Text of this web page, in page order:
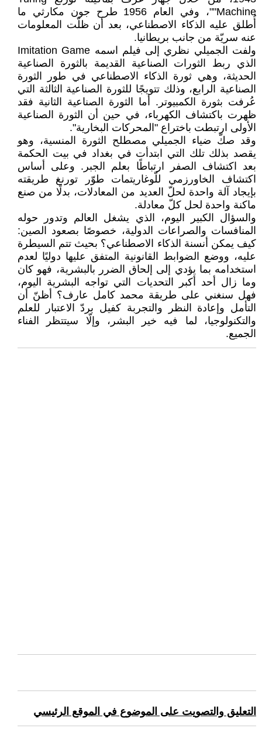
Machine""، وفي العام 1956 طرح جون مكارثي ما
أُطلق عليه الذكاء الاصطناعي، بعد أن ظلّت المعلومات
عنه سريّة من جانب بريطانيا.
ولفت الجميلي نظري إلى فيلم اسمه Imitation Game
الذي ربط الثورات الصناعية القديمة بالثورة الصناعية
الحديثة، وهي ثورة الذكاء الاصطناعي في طور الثورة
الصناعية الرابع، وذلك تتويجًا للثورة الصناعية الثالثة التي
عُرفت بثورة الكمبيوتر. أما الثورة الصناعية الثانية فقد
ظهرت باكتشاف الكهرباء، في حين أن الثورة الصناعية
الأولى ارتبطت باختراع "المحركات البخارية".
وقد صكّ ضياء الجميلي مصطلح الثورة المنسية، وهو
يقصد بذلك تلك التي ابتدأت في بغداد في بيت الحكمة
بعد اكتشاف الصفر ارتباطًا بعلم الجبر. وعلى أساس
اكتشاف الخاورزمي للّوغاريتمات طوّر تورنغ طريقته
بإيجاد آلة واحدة لحلّ العديد من المعادلات، بدلًا من صنع
ماكنة واحدة لحل كلّ معادلة.
والسؤال الكبير اليوم، الذي يشغل العالم وتدور حوله
المنافسات والصراعات الدولية، خصوصًا بصعود الصين:
كيف يمكن أنسنة الذكاء الاصطناعي؟ بحيث تتم السيطرة
عليه، ووضع الضوابط القانونية المتفق عليها دوليًا لعدم
استخدامه بما يؤدي إلى إلحاق الضرر بالبشرية، فهو كان
وما زال أحد أكبر التحديات التي تواجه البشرية اليوم،
فهل سنغني على طريقة محمد كامل عارف؟ أظنّ أن
التأمل وإعادة النظر والتجربة كفيل بردّ الاعتبار للعلم
والتكنولوجيا، لما فيه خير البشر، وإلّا سيتتظر الفناء
الجميع.
التعليق والتصويت على الموضوع في الموقع الرئيسي